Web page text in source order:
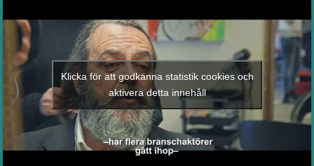
Klicka för att godkänna statistik cookies och
aktivera detta innehåll